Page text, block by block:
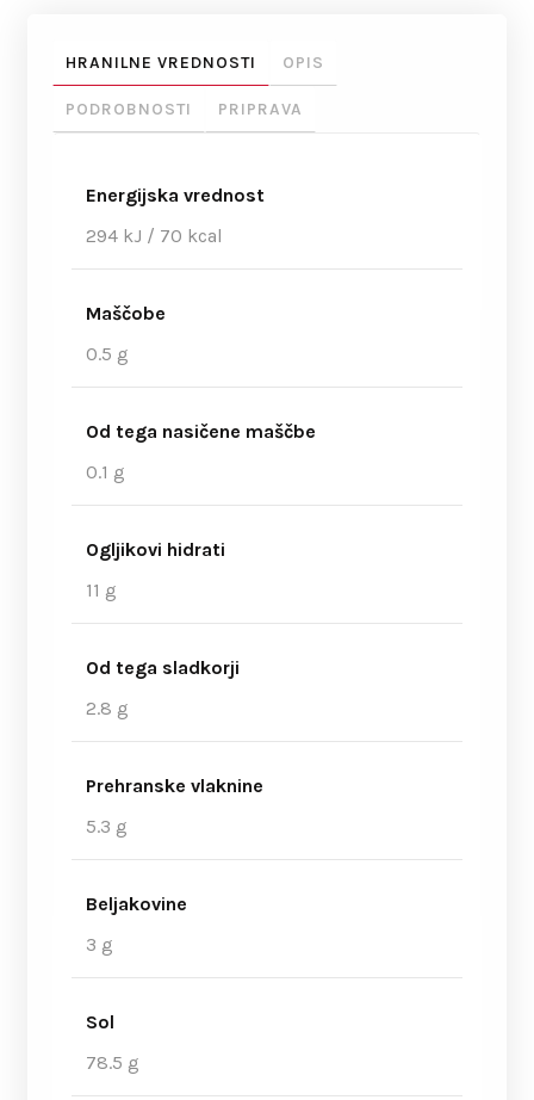
HRANILNE VREDNOSTI OPIS
PODROBNOSTI PRIPRAVA
Energijska vrednost
294 kJ / 70 kcal
Maščobe
0.5 g
Od tega nasičene maščbe
0.1 g
Ogljikovi hidrati
11 g
Od tega sladkorji
2.8 g
Prehranske vlaknine
5.3 g
Beljakovine
3 g
Sol
78.5 g